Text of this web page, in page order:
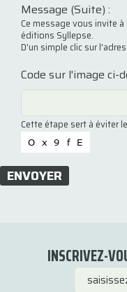
Message (Suite) :
Ce message vous invite
éditions Syllepse.
D'un simple clic sur
Code sur l'image ci-
Cette étape sert à éviter
ENVOYER
INSCRIVEZ-